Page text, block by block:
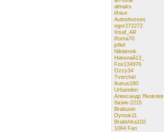
almaks
Илья
Autosbusses
egor272272
Insaf_AR
Roma70
joftel
Nikitenok
Николай13_
Fox134976
Ozzy34
Tverchel
Ikarus180
Urbanden
Александр Яковлев
базик-2215
Brabusin
Dymok11
Bratishka102
1064 Fan